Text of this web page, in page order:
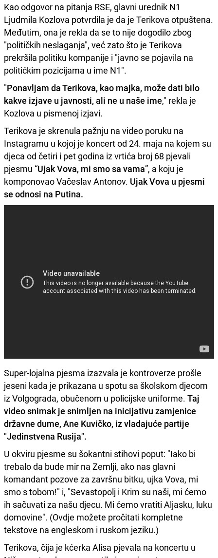
Kao odgovor na pitanja RSE, glavni urednik N1
Ljudmila Kozlova potvrdila je da je Terikova otpuštena.
Međutim, ona je rekla da se to nije dogodilo zbog
"političkih neslaganja", već zato što je Terikova
prekršila politiku kompanije i "javno se pojavila na
političkim pozicijama u ime N1".
"Ponavljam da Terikova, kao majka, može dati bilo
kakve izjave u javnosti, ali ne u naše ime," rekla je
Kozlova u pismenoj izjavi.
Terikova je skrenula pažnju na video poruku na
Instagramu u kojoj je koncert od 24. maja na kojem su
djeca od četiri i pet godina iz vrtića broj 68 pjevali
pjesmu “Ujak Vova, mi smo sa vama”, a koju je
komponovao Vačeslav Antonov. Ujak Vova u pjesmi
se odnosi na Putina.
Super-lojalna pjesma izazvala je kontroverze prošle
jeseni kada je prikazana u spotu sa školskom djecom
iz Volgograda, obučenom u policijske uniforme. Taj
video snimak je snimljen na inicijativu zamjenice
državne dume, Ane Kuvičko, iz vladajuće partije
"Jedinstvena Rusija".
U okviru pjesme su šokantni stihovi poput: "Iako bi
trebalo da bude mir na Zemlji, ako nas glavni
komandant pozove za završnu bitku, ujka Vova, mi
smo s tobom!" i, "Sevastopolj i Krim su naši, mi ćemo
ih sačuvati za našu djecu. Mi ćemo vratiti Aljasku, luku
domovine". (Ovdje možete pročitati kompletne
tekstove na engleskom i ruskom jeziku.)
Terikova, čija je kćerka Alisa pjevala na koncertu u